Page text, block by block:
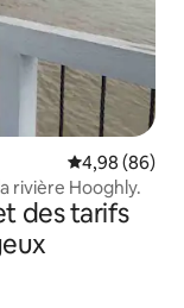
Évaluation
4,98 (86)
rivière Hooghly.
des tarifs